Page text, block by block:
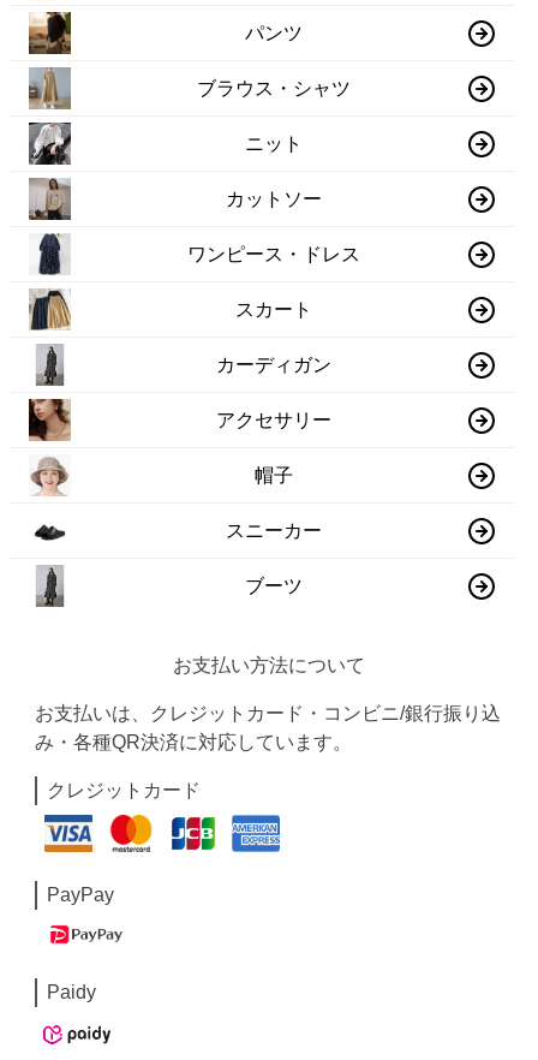
パンツ
ブラウス・シャツ
ニット
カットソー
ワンピース・ドレス
スカート
カーディガン
アクセサリー
帽子
スニーカー
ブーツ
お支払い方法について
お支払いは、クレジットカード・コンビニ/銀行振り込
み・各種QR決済に対応しています。
クレジットカード
PayPay
Paidy